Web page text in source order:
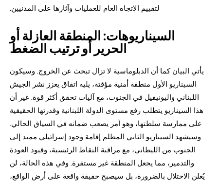
لتقييم الاتجاه العام للعمليات وآثارها على المدنيين.
السيناريوهات: المنطقة العازلة أو
الحرير أو ترتيب الضغط
يأتي البيان كما أن الدبلوماسية لا تزال تبحث عن الخروج. وسيكون
السيناريو الأول منطقة أمنية مؤقتة، يليه اتفاق يعزز نشر الجيش
اللبناني واليونيفيل في الجنوب، مع آليات تحقق أكثر قوة. غير أن
هذا السيناريو يتطلب رفع مستوى الدولة اللبنانية وقدرتها الحقيقية
على ممارسة سلطتها، وهو أمر يصعب ضمانه في السياق الحالي.
وسيشهد السيناريو الثاني المظلم إقامة وجود إسرائيلي ممتد إلى
الجنوب من الليطاني، مع مراقبة النقاط الرئيسية، وقيود العودة
والتدمير، مما يجعل المنطقة غير مستقرة. وفي هذه الحالة، لن
يُعلن الاحتلال بالضرورة، بل سيصبح حقيقة واقعة على أرض الواقع،